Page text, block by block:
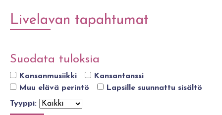
Livelavan tapahtumat
Suodata tuloksia
Kansanmusiikki
Kansantanssi
Muu elävä perintö
Lapsille suunnattu sisältö
Tyyppi: